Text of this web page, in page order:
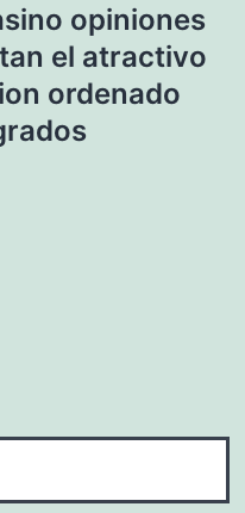
opiniones
el atractivo
ordenado